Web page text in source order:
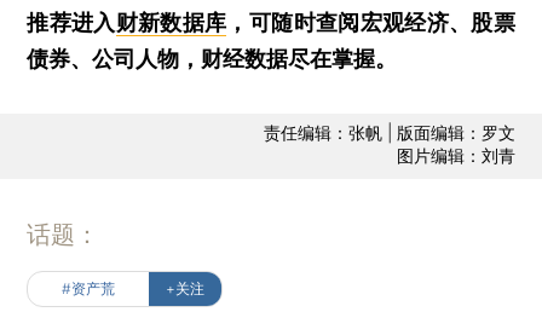
推荐进入财新数据库 ，可随时查阅宏观经济、股票
债券、公司人物，财经数据尽在掌握。
责任编辑：张帆 | 版面编辑：罗文
图片编辑：刘青
话题：
#资产荒 +关注